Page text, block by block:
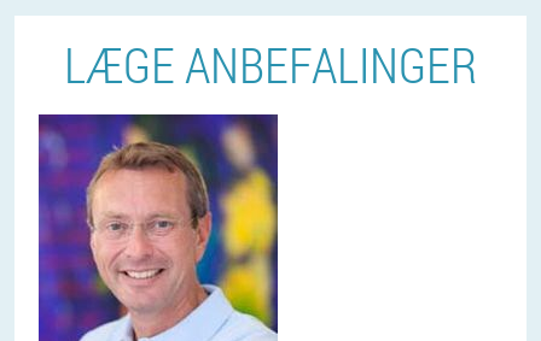
LÆGE ANBEFALINGER